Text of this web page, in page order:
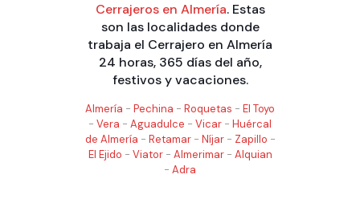
Cerrajeros en Almería. Estas
son las localidades donde
trabaja el Cerrajero en Almería
24 horas, 365 días del año,
festivos y vacaciones.
Almería - Pechina - Roquetas - El Toyo
- Vera - Aguadulce - Vicar - Huércal
de Almería - Retamar- Níjar- Zapillo -
El Ejido - Viator- Almerimar- Alquian
- Adra